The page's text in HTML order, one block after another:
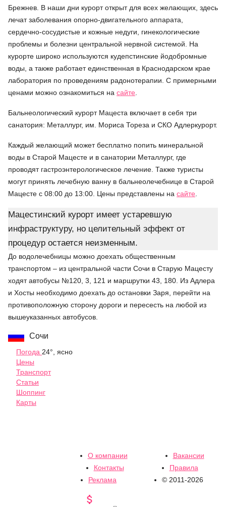
Брежнев. В наши дни курорт открыт для всех желающих, здесь
лечат заболевания опорно-двигательного аппарата,
сердечно-сосудистые и кожные недуги, гинекологические
проблемы и болезни центральной нервной системой. На
курорте широко используются кудепстинские йодобромные
воды, а также работает единственная в Краснодарском крае
лаборатория по проведениям радонотерапии. С примерными
ценами можно ознакомиться на сайте
Бальнеологический курорт Мацеста включает в себя три
санатория: Металлург, им. Мориса Тореза и СКО Адлеркурорт.
Каждый желающий может бесплатно попить минеральной
воды в Старой Мацесте и в санатории Металлург, где
проводят гастроэнтерологическое лечение. Также туристы
могут принять лечебную ванну в бальнеолечебнице в Старой
Мацесте с 08:00 до 13:00. Цены представлены на сайте
Мацестинский курорт имеет устаревшую
инфраструктуру, но целительный эффект от
процедур остается неизменным.
До водолечебницы можно доехать общественным
транспортом – из центральной части Сочи в Старую Мацесту
ходят автобусы №120, 3, 121 и маршрутки 43, 180. Из Адлера
и Хосты необходимо доехать до остановки Заря, перейти на
противоположную сторону дороги и пересесть на любой из
вышеуказанных автобусов.
Сочи
Погода 24°, ясно
Цены
Транспорт
Статьи
Шоппинг
Карты
О компании
Вакансии
Контакты
Правила
Реклама
© 2011-2026
